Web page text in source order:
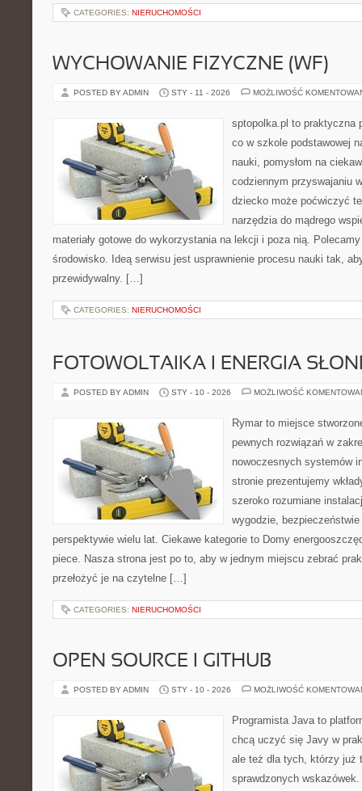
CATEGORIES: NIERUCHOMOŚCI
WYCHOWANIE FIZYCZNE (WF)
POSTED BY ADMIN STY - 11 - 2026 MOŻLIWOŚĆ
sptopolka.pl to praktyczna
co w szkole podstawowej
nauki, pomysłom na
codziennym przyswajaniu
dziecko może poćwiczyć
narzędzia do mądrego
materiały gotowe do wykorzystania na lekcji i poza nią.
środowisko. Ideą serwisu jest usprawnienie procesu nauki tak,
przewidywalny. […]
CATEGORIES: NIERUCHOMOŚCI
FOTOWOLTAIKA I ENERGIA
POSTED BY ADMIN STY - 10 - 2026 MOŻLIWOŚĆ
Rymar to miejsce
pewnych rozwiązań w
nowoczesnych systemów
stronie prezentujemy
szeroko rozumiane
wygodzie,
perspektywie wielu lat. Ciekawe kategorie to Domy
piece. Nasza strona jest po to, aby w jednym miejscu zebrać
przełożyć je na czytelne […]
CATEGORIES: NIERUCHOMOŚCI
OPEN SOURCE I GITHUB
POSTED BY ADMIN STY - 10 - 2026 MOŻLIWOŚĆ
Programista Java to
chcą uczyć się Javy w
ale też dla tych, którzy już
sprawdzonych